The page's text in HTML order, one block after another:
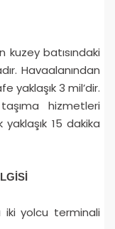
kuzey batısındaki
Havaalanından
yaklaşık 3 mil’dir.
hizmetleri
15 dakika
iki yolcu terminali